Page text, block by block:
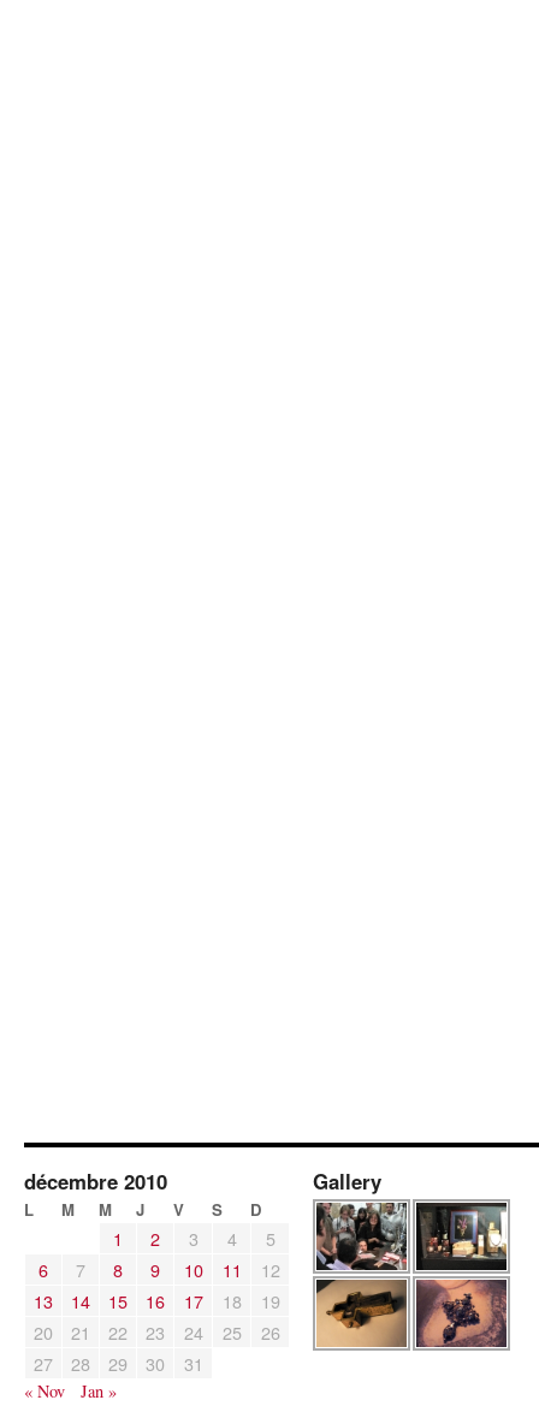
décembre 2010
L M M J V S D
1 2 3 4
5
6
7 8 9 10 11
12
13
14 15 16 17 18
19
20
21 22 23 24 25
26
27
28 29 30 31
« Nov Jan »
Gallery